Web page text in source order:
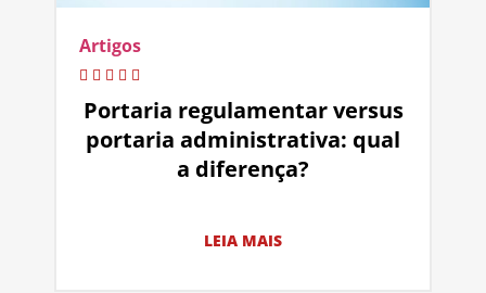
Artigos
Portaria regulamentar versus
portaria administrativa: qual
a diferença?
LEIA MAIS